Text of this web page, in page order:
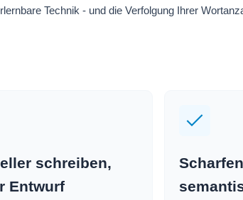
Technik - und die Verfolgung Ihrer
schreiben,
Entwurf